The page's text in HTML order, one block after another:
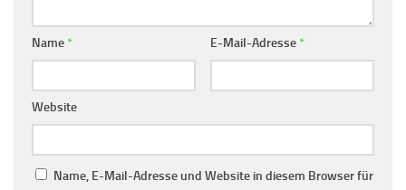
Name * E-Mail-Adresse *
Website
Name, E-Mail-Adresse und Website in diesem Browser für